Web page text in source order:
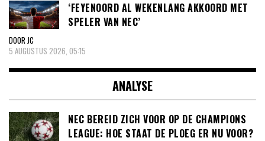
‘FEYENOORD AL WEKENLANG AKKOORD MET
SPELER VAN NEC’
DOOR JC
5 AUGUSTUS 2026, 05:15
ANALYSE
NEC BEREID ZICH VOOR OP DE CHAMPIONS
LEAGUE: HOE STAAT DE PLOEG ER NU VOOR?